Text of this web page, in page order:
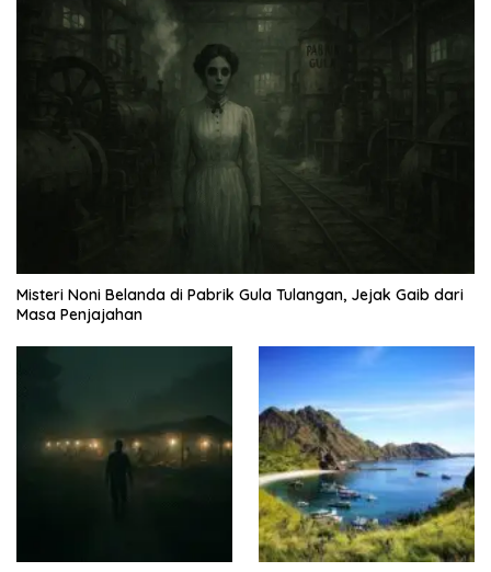
Misteri Noni Belanda di Pabrik Gula Tulangan, Jejak Gaib dari
Masa Penjajahan